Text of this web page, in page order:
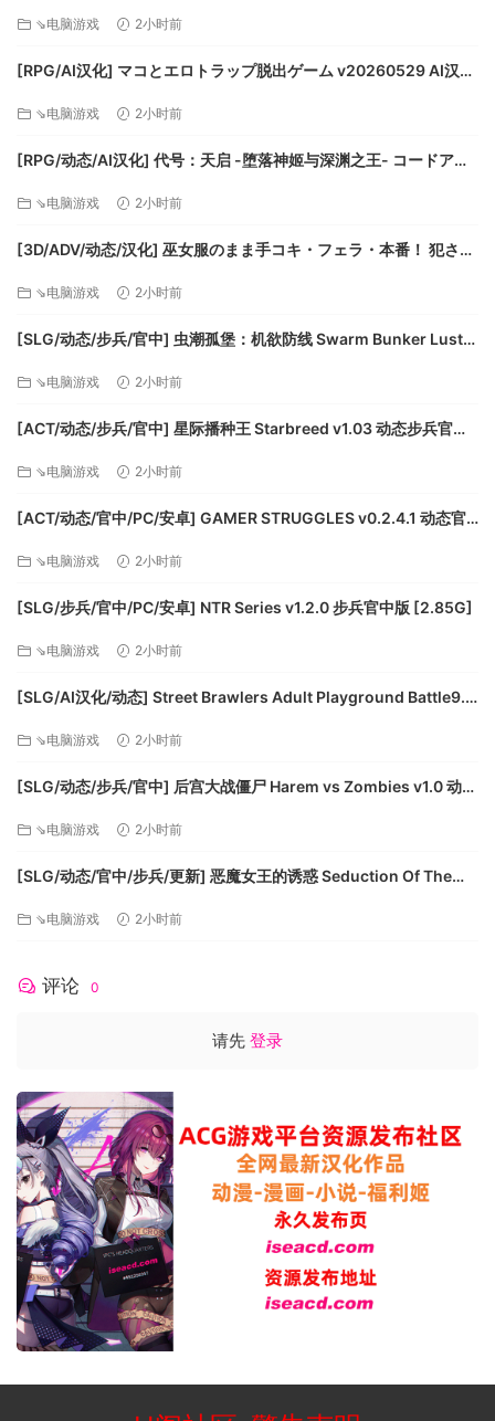
哟。
饱食度&饮水度是阻碍你自由行动的大敌，时时刻刻都会扣，一
定要时刻紧盯并且备足余粮，可不要玩成饥荒咯。
体力值代表你可以走多远，干多少事，睡眠就会持续回复，在
理智值大概是最没用的一个属性了，决定恋恋的战斗能力和交
涉姿态。
无缝但又有缝的大地图，原地踏步式的开图模式，但是恋恋怎
一切皆是随机
随机探图，随机捡到道具，随机遇敌并且——呃，战斗可不能
甚至还可能随机进入隙间，发现新大陆和哥伦布的蛋也说不
定。
【也许能算RPG吧…】
地图上有各式各样的NPC和怪物，一切皆可调查！一切皆可交
和NPC交涉时要注意自己的能力，因为还是上面那句话——你
不可能完全控制恋恋，
中。
Q.游戏的操作是怎样的
一半的按钮还没实装。
菜单栏有游戏的小图标，右键小图标可以设置游戏参数和隐藏
Q.游戏只有一张地图吗
物（地图界面也有这个按钮），如果没建筑物可是进不去的
哦。
Q.恋恋会越养越厉害吗，能打怪升级吗
的时间变长，恋恋是会越来越强啦，
哟，所以不要养出一个高等级低能儿哟。
Q.游戏有主线剧情吗
A.你好，有的。
⇘电脑游戏 2小时前
[RPG/AI汉化] マコとエロトラップ脱出ゲーム v20260529 AI汉化
⇘电脑游戏 2小时前
[RPG/动态/AI汉化] 代号：天启 -堕落神姬与深渊之王- コードアポ
⇘电脑游戏 2小时前
[3D/ADV/动态/汉化] 巫女服のまま手コキ・フェラ・本番！ 犯され
ズ]v20260730 汉化版 [1.98G]
⇘电脑游戏 2小时前
[SLG/动态/步兵/官中] 虫潮孤堡：机欲防线 Swarm Bunker Lust
⇘电脑游戏 2小时前
[ACT/动态/步兵/官中] 星际播种王 Starbreed v1.03 动态步兵官中
⇘电脑游戏 2小时前
[ACT/动态/官中/PC/安卓] GAMER STRUGGLES v0.2.4.1 动态官
⇘电脑游戏 2小时前
[SLG/步兵/官中/PC/安卓] NTR Series v1.2.0 步兵官中版 [2.85G]
⇘电脑游戏 2小时前
[SLG/AI汉化/动态] Street Brawlers Adult Playground Battle9.6
⇘电脑游戏 2小时前
[SLG/动态/步兵/官中] 后宫大战僵尸 Harem vs Zombies v1.0 动态
⇘电脑游戏 2小时前
[SLG/动态/官中/步兵/更新] 恶魔女王的诱惑 Seduction Of The
⇘电脑游戏 2小时前
评论 0
请先 登录